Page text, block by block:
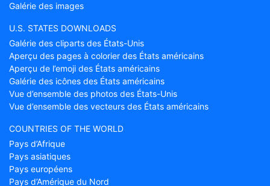
Galérie des images
U.S. STATES DOWNLOADS
Galérie des cliparts des États-Unis
Aperçu des pages à colorier des États américains
Aperçu de l’emoji des États américains
Galérie des icônes des États américains
Vue d’ensemble des photos des États-Unis
Vue d’ensemble des vecteurs des États américains
COUNTRIES OF THE WORLD
Pays d’Afrique
Pays asiatiques
Pays européens
Pays d’Amérique du Nord